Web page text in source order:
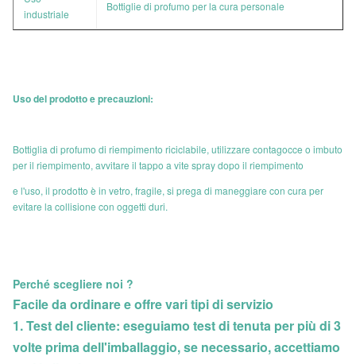
industriale
Bottiglie di profumo per la cura personale
Uso del prodotto e precauzioni:
Bottiglia di profumo di riempimento riciclabile, utilizzare contagocce o imbuto
per il riempimento, avvitare il tappo a vite spray dopo il riempimento
e l'uso, il prodotto è in vetro, fragile, si prega di maneggiare con cura per
evitare la collisione con oggetti duri.
Perché scegliere noi ?
Facile da ordinare e offre vari tipi di servizio
1. Test del cliente: eseguiamo test di tenuta per più di 3
volte prima dell'imballaggio, se necessario, accettiamo